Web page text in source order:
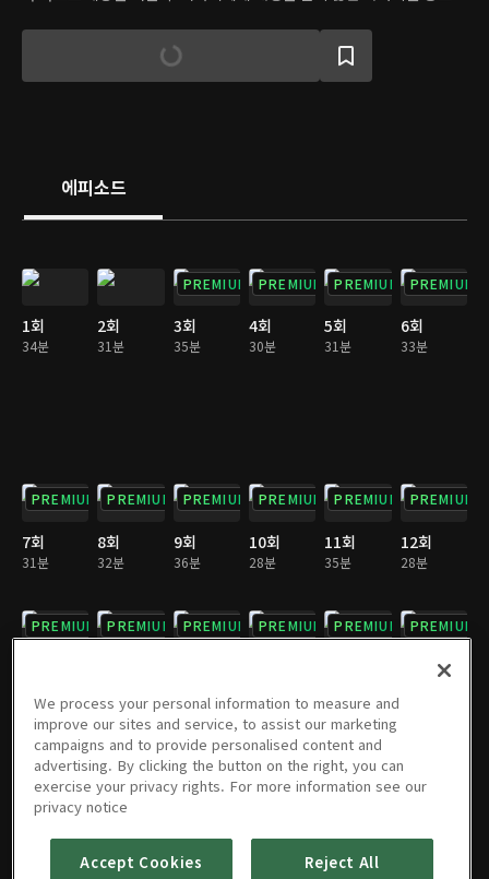
수를 위해서 수지에게 결혼을 제안한다. 수지는 시현의 제안을 수락하는
조건으로 한 가지 내기를 건다. 수지를 뻥 차버린 로펌 후계자 이기영, 그
의 첫사랑 은태희를 꼬셔서 사귀었다가 보란 듯이 차버리는 것. 그렇게
에피소드
1회
34분
2회
31분
PREMIUM
3회
35분
PREMIUM
4회
30분
PREMIUM
5회
31분
PREMIUM
6회
33분
PREMIUM
7회
31분
PREMIUM
8회
32분
PREMIUM
9회
36분
PREMIUM
10회
28분
PREMIUM
11회
35분
PREMIUM
12회
28분
PREMIUM PREMIUM PREMIUM PREMIUM PREMIUM PREMIUM
PREMIUM
19회
35분
PREMIUM
20회
28분
PREMIUM
21회
PREMIUM
22회
PREMIUM
23회 24회
We process your personal information to measure and
improve our sites and service, to assist our marketing
campaigns and to provide personalised content and
advertising. By clicking the button on the right, you can
exercise your privacy rights. For more information see our
privacy notice
Accept Cookies Reject All